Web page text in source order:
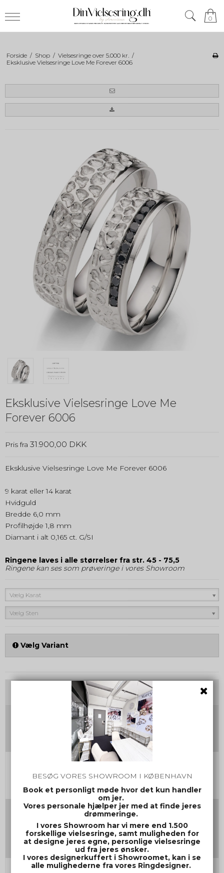
0
Forside / Shop / Vielsesringe over 5.000 kr. /
Eksklusive Vielsesringe Love Me Forever 6006
Eksklusive Vielsesringe Love Me
Forever 6006
Pris fra 31.900,00 DKK
Eksklusive Vielsesringe Love Me Forever 6006
9 karat eller 14 karat
Hvidguld
Bredde 6,0 mm
Profilhøjde 1,8 mm
Diamant i alt 0,165 ct. G/SI
Ringene laves i alle størrelser fra str. 45 - 75,5
Ringene kan ses som prøveringe i vores Showroom
Vælg Karat
Vælg Sten
Vælg Variant
Gravering damering
(Max 30 tegn inkl mellemrum og evt. symbol)
Gravering herrering
BESØG VORES SHOWROOM I KØBENHAVN
Book et personligt møde hvor det kun handler
om jer.
Vores personale hjælper jer med at finde jeres
drømmeringe.
I vores Showroom har vi mere end 1.500
forskellige vielsesringe, samt muligheden for
at designe jeres egne, personlige vielsesringe
ud fra jeres ønsker.
I vores designerkuffert i Showroomet, kan i se
alle mulighederne fra vores Ringdesigner.